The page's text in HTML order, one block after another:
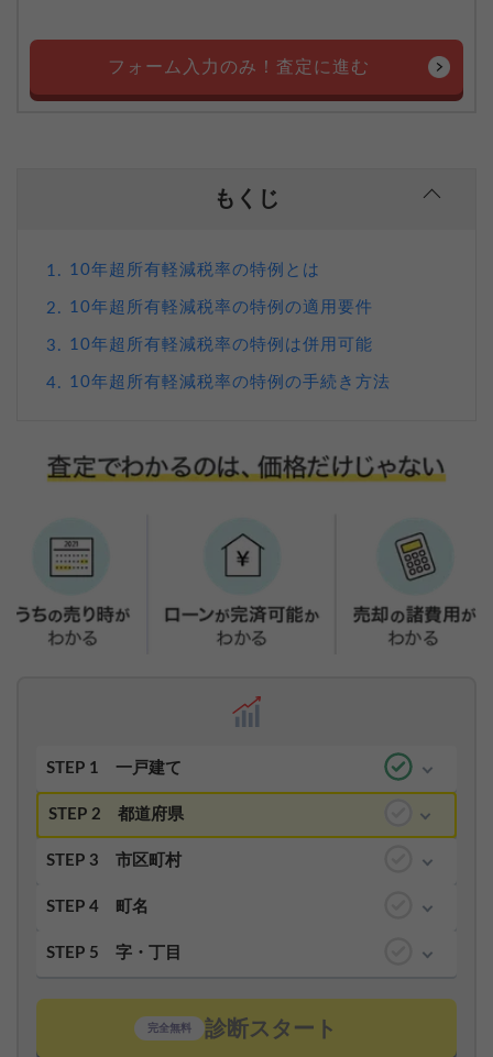
フォーム入力のみ！査定に進む
もくじ
1. 10年超所有軽減税率の特例とは
2. 10年超所有軽減税率の特例の適用要件
3. 10年超所有軽減税率の特例は併用可能
4. 10年超所有軽減税率の特例の手続き方法
STEP 1 一戸建て
STEP 2 都道府県
STEP 3 市区町村
STEP 4 町名
STEP 5 字・丁目
完全無料 診断スタート